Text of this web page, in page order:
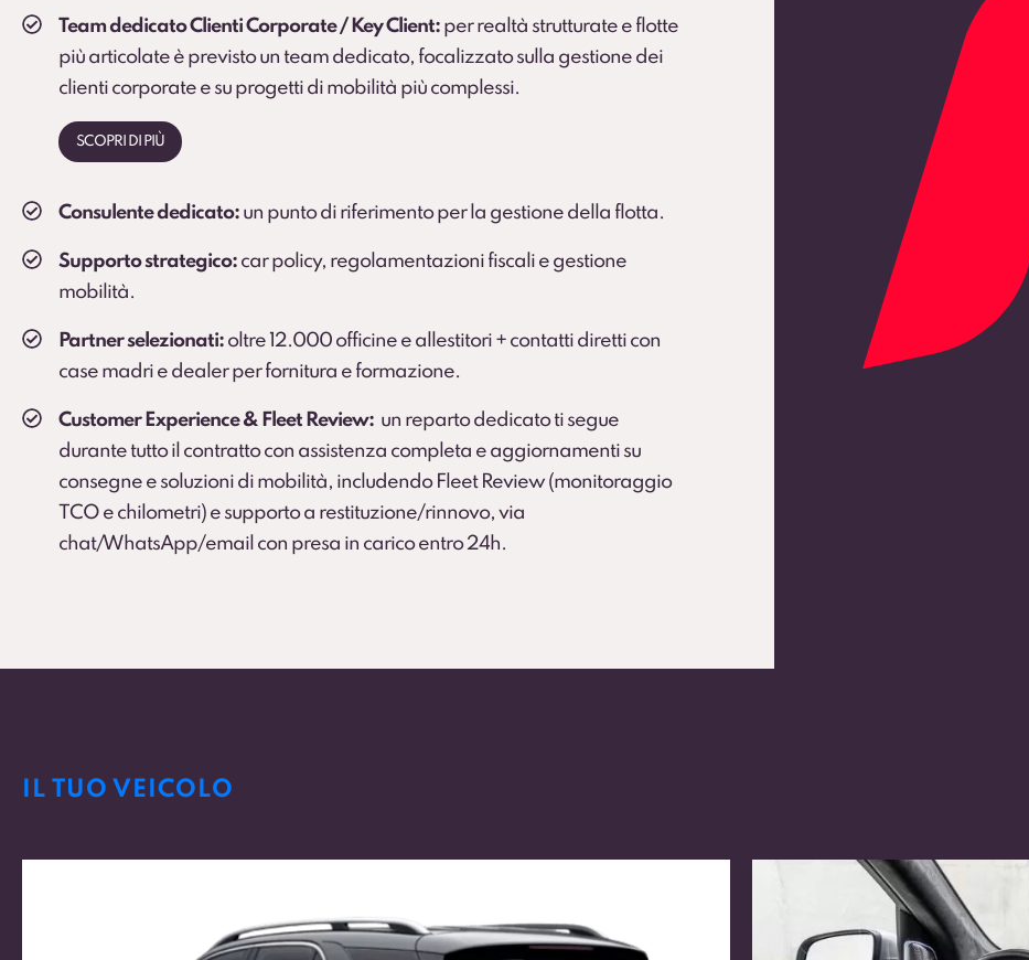
Team dedicato Clienti Corporate / Key Client: per realtà strutturate e flotte
più articolate è previsto un team dedicato, focalizzato sulla gestione dei
clienti corporate e su progetti di mobilità più complessi.
SCOPRI DI PIÙ
Consulente dedicato: un punto di riferimento per la gestione della flotta.
Supporto strategico: car policy, regolamentazioni fiscali e gestione
mobilità.
Partner selezionati: oltre 12.000 officine e allestitori + contatti diretti con
case madri e dealer per fornitura e formazione.
Customer Experience & Fleet Review: un reparto dedicato ti segue
durante tutto il contratto con assistenza completa e aggiornamenti su
consegne e soluzioni di mobilità, includendo Fleet Review (monitoraggio
TCO e chilometri) e supporto a restituzione/rinnovo, via
chat/WhatsApp/email con presa in carico entro 24h.
IL TUO VEICOLO